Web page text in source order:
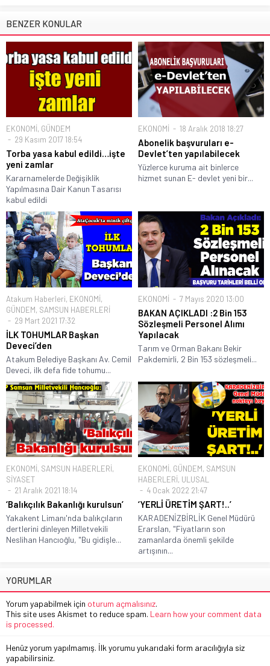
BENZER KONULAR
EKONOMİ, GÜNDEM
29 Kasım 2017 18:54
Torba yasa kabul edildi…işte
yeni zamlar
Kararnamelerde Değişiklik
Yapılmasına Dair Kanun Tasarısı
kabul edildi
EKONOMİ 18 Aralık 2018 18:27
Abonelik başvuruları e-
Devlet’ten yapılabilecek
Yüzlerce kuruma ait binlerce
hizmet sunan E- devlet yeni bir...
Atakum Haberleri, EKONOMİ,
GÜNDEM, SAMSUN HABERLERİ
29 Mart 2021 17:32
İLK TOHUMLAR Başkan
Deveci’den
Atakum Belediye Başkanı Av. Cemil
Deveci, ilk defa fide tohumu...
EKONOMİ 7 Mayıs 2020 13:00
BAKAN AÇIKLADI :2 Bin 153
Sözleşmeli Personel Alımı
Yapılacak
Tarım ve Orman Bakanı Bekir
Pakdemirli, 2 Bin 153 sözleşmeli...
EKONOMİ, SAMSUN HABERLERİ,
SİYASET
21 Aralık 2021 18:14
‘Balıkçılık Bakanlığı kurulsun’
Yakakent Limanı'nda balıkçıların
dertlerini dinleyen Milletvekili
Neslihan Hancıoğlu, "Bu gidişle...
EKONOMİ, GÜNDEM, SAMSUN
HABERLERİ, ULUSAL
4 Ocak 2022 21:47
‘YERLİ ÜRETİM ŞART!..’
KARADENİZBİRLİK Genel Müdürü
Erarslan, "Fiyatların son
zamanlarda önemli şekilde
artışının...
YORUMLAR
Yorum yapabilmek için oturum açmalısınız.
This site uses Akismet to reduce spam. Learn how your comment data
is processed.
Henüz yorum yapılmamış. İlk yorumu yukarıdaki form aracılığıyla siz
yapabilirsiniz.